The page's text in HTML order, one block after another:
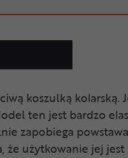
koszulką kolarską.
ten jest bardzo
zapobiega
że użytkowanie jej